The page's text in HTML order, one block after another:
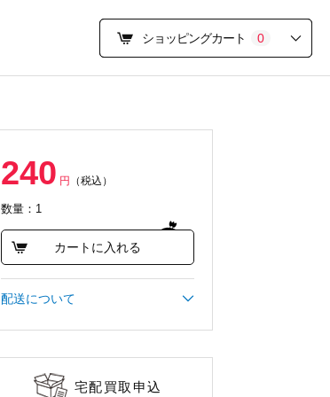
ショッピングカート 0
240 円 （税込）
数量：1
カートに入れる
配送について
宅配買取申込